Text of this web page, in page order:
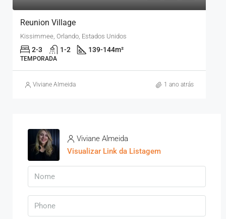
Reunion Village
Kissimmee, Orlando, Estados Unidos
2-3 1-2 139-144m²
TEMPORADA
Viviane Almeida 1 ano atrás
Viviane Almeida
Visualizar Link da Listagem